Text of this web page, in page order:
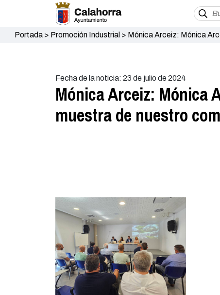
Portada> Promoción Industrial > Mónica Arceiz: Mónica
Fecha de la noticia: 23 de julio de 2024
Mónica Arceiz: Mónica
muestra de nuestro